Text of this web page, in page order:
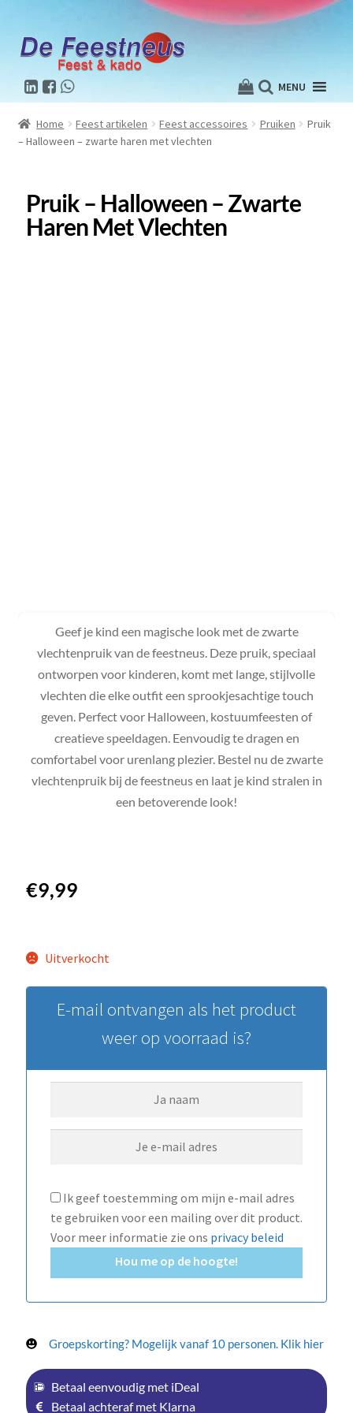
MENU
Home Feest artikelen Feest accessoires Pruiken
Pruik
– Halloween – zwarte haren met vlechten
Pruik – Halloween – Zwarte
Haren Met Vlechten
Geef je kind een magische look met de zwarte
vlechtenpruik van de feestneus. Deze pruik, speciaal
ontworpen voor kinderen, komt met lange, stijlvolle
vlechten die elke outfit een sprookjesachtige touch
geven. Perfect voor Halloween, kostuumfeesten of
creatieve speeldagen. Eenvoudig te dragen en
comfortabel voor urenlang plezier. Bestel nu de zwarte
vlechtenpruik bij de feestneus en laat je kind stralen in
een betoverende look!
€9,99
Uitverkocht
E-mail ontvangen als het product
weer op voorraad is?
Ik geef toestemming om mijn e-mail adres
te gebruiken voor een mailing over dit product.
Voor meer informatie zie ons privacy beleid
Hou me op de hoogte!
Groepskorting? Mogelijk vanaf 10 personen. Klik hier
Betaal eenvoudig met iDeal
Betaal achteraf met Klarna